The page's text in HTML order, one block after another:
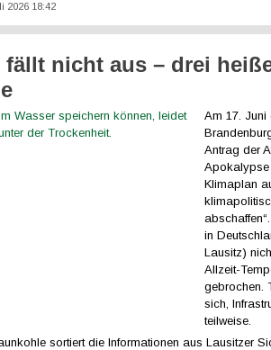
2026 18:42
fällt nicht aus – drei
Am 17. Juni
Antrag der
Klimaplan
in
Lausitz)
Allzeit-
gebrochen.
sich,
teilweise.
sortiert die Informationen aus Lausitzer